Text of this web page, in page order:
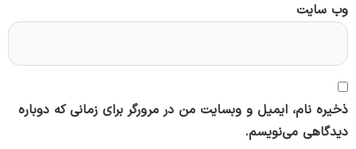
وب‌ سایت
ذخیره نام، ایمیل و وبسایت من در مرورگر برای زمانی که دوباره
دیدگاهی می‌نویسم.